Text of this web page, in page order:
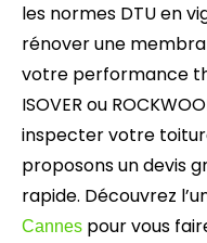
les normes DTU en
rénover une
votre performance
ISOVER ou
inspecter votre
proposons un devis
rapide. Découvrez
Cannes pour vous